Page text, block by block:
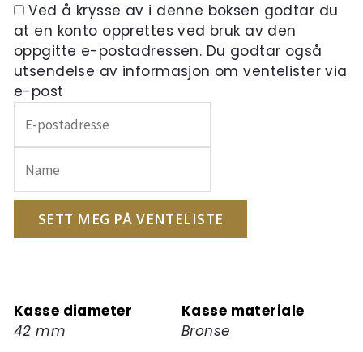
Ved å krysse av i denne boksen godtar du
at en konto opprettes ved bruk av den
oppgitte e-postadressen. Du godtar også
utsendelse av informasjon om ventelister via
e-post
inn
e-
postadressen
din
ventelisten
for
SETT MEG PÅ VENTELISTE
Kasse diameter
42 mm
Kasse materiale
Bronse